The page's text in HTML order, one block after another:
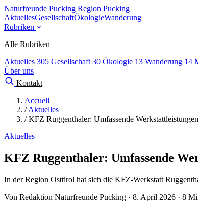
Naturfreunde Pucking Region Pucking
AktuellesGesellschaftÖkologieWanderung
Rubriken
Alle Rubriken
Aktuelles 305 Gesellschaft 30 Ökologie 13 Wanderung 14
Über uns
Kontakt
Accueil
/ Aktuelles
/ KFZ Ruggenthaler: Umfassende
Aktuelles
KFZ Ruggenthaler: Umfassende
In der Region Osttirol hat sich die KFZ-Werkstatt
Von Redaktion Naturfreunde Pucking · 8. April 2026 · 8